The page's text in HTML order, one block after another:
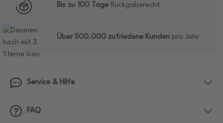
Bis zu 100 Tage Rückgaberecht
Über 500.000 zufriedene Kunden pro Jahr
Service & Hilfe
FAQ